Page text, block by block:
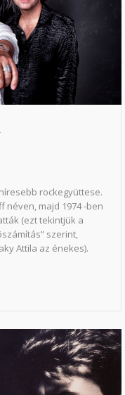
rockegyüttese.
néven, majd 1974 -ben
(ezt tekintjük a
szerint,
Attila az énekes).